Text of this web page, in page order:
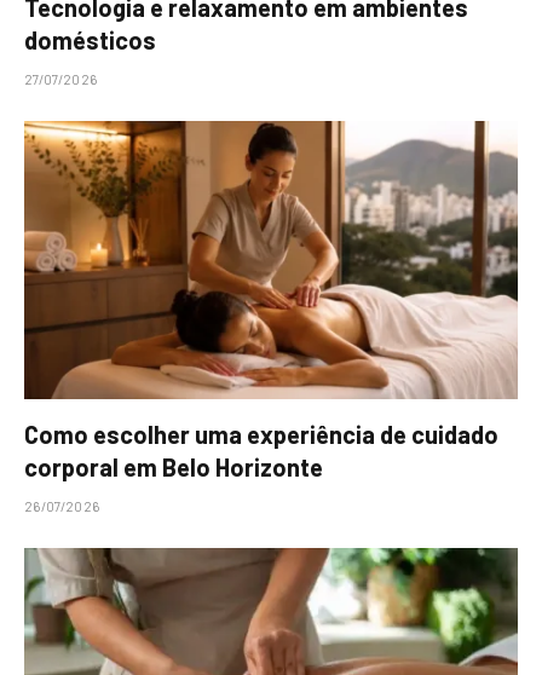
Tecnologia e relaxamento em ambientes
domésticos
27/07/2026
Como escolher uma experiência de cuidado
corporal em Belo Horizonte
26/07/2026